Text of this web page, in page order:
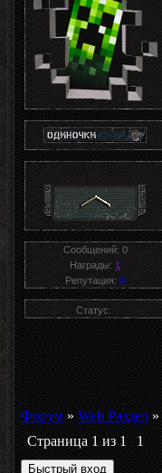
Сообщений: 0
Награды: 1
Репутация: 3
Статус:
Форум » Web Раздел »
Страница 1 из 1 1